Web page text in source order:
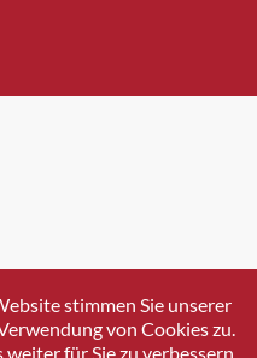
stimmen Sie unserer
von Cookies zu.
für Sie zu verbessern.